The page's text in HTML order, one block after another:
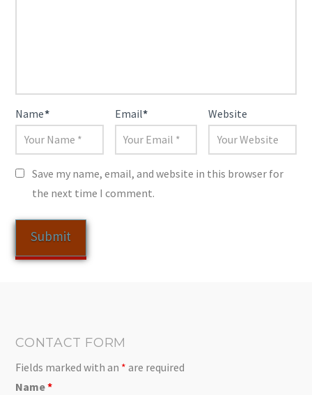
Name* Email* Website
Save my name, email, and website in this browser for
the next time I comment.
CONTACT FORM
Fields marked with an * are required
Name*